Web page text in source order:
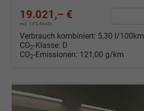
19.021,– €
incl. 19% MwSt.
Verbrauch kombiniert: 5,30 l/100km
CO2-Klasse: D
CO2-Emissionen: 121,00 g/km